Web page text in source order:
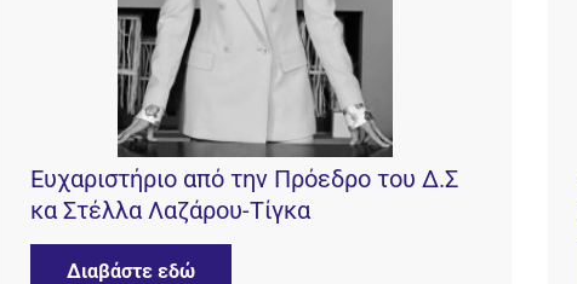
Ευχαριστήριο από την Πρόεδρο του Δ.Σ
κα Στέλλα Λαζάρου-Τίγκα
Διαβάστε εδώ